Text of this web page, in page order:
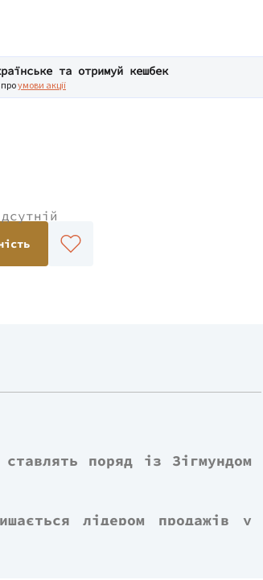
та отримуй кешбек
умови акції
поряд із Зігмундом
лідером продажів у